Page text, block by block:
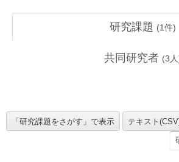
研究課題 (1件)
共同研究者 (3